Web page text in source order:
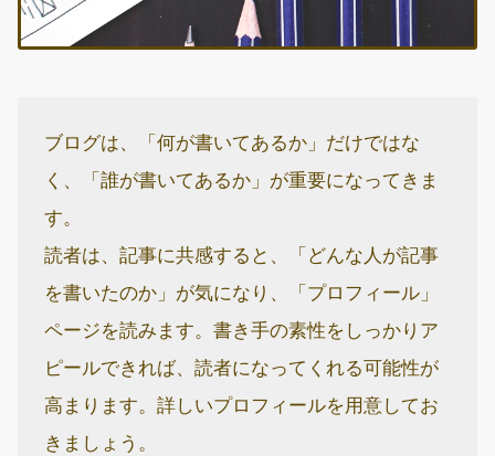
ブログは、「何が書いてあるか」だけではな
く、「誰が書いてあるか」が重要になってきま
す。
読者は、記事に共感すると、「どんな人が記事
を書いたのか」が気になり、「プロフィール」
ページを読みます。書き手の素性をしっかりア
ピールできれば、読者になってくれる可能性が
高まります。詳しいプロフィールを用意してお
きましょう。